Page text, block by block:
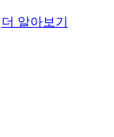
더 알아보기